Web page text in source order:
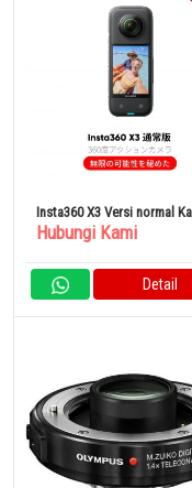
Insta360 X3 Versi normal
Asuraku 360 derajat
Hubungi Kami
Detail